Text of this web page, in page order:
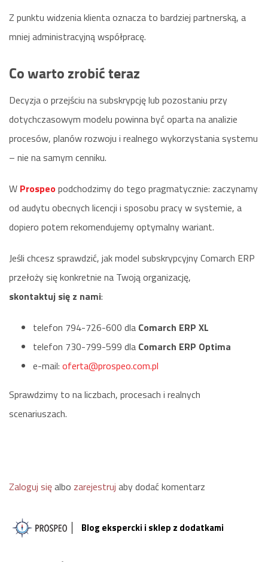
Z punktu widzenia klienta oznacza to bardziej partnerską, a
mniej administracyjną współpracę.
Co warto zrobić teraz
Decyzja o przejściu na subskrypcję lub pozostaniu przy
dotychczasowym modelu powinna być oparta na analizie
procesów, planów rozwoju i realnego wykorzystania systemu
– nie na samym cenniku.
W Prospeopodchodzimy do tego pragmatycznie: zaczynamy
od audytu obecnych licencji i sposobu pracy w systemie, a
dopiero potem rekomendujemy optymalny wariant.
Jeśli chcesz sprawdzić, jak model subskrypcyjny Comarch ERP
przełoży się konkretnie na Twoją organizację,
skontaktuj się z nami:
telefon 794-726-600 dla Comarch ERP XL
telefon 730-799-599 dla Comarch ERP Optima
e-mail: oferta@prospeo.com.pl
Sprawdzimy to na liczbach, procesach i realnych
scenariuszach.
Zaloguj sięalbo zarejestruj aby dodać komentarz
Blog ekspercki i sklep z dodatkami